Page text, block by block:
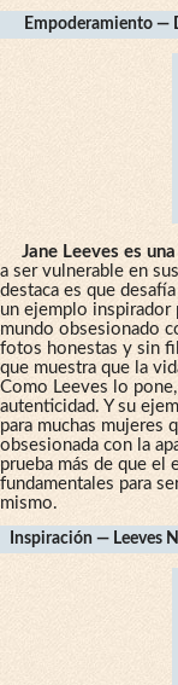
Empoderamiento —
Jane Leeves es
a ser vulnerable en
destaca es que
un ejemplo inspirador
mundo obsesionado
fotos honestas y sin
que muestra que la
Como Leeves lo
autenticidad. Y su
para muchas mujeres
obsesionada con la
prueba más de que el
fundamentales para
mismo.
Inspiración — Leeves